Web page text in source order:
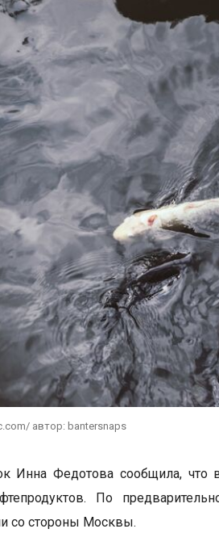
автор: bantersnaps
Инна Федотова сообщила, что
По
со стороны Москвы.